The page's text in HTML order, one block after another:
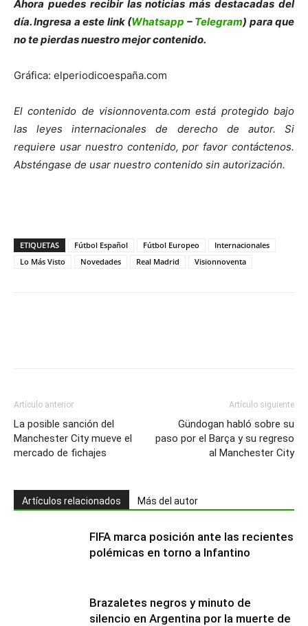
Ahora puedes recibir las noticias más destacadas del
día. Ingresa a este link (Whatsapp – Telegram) para que
no te pierdas nuestro mejor contenido.
Gráfica: elperiodicoespaña.com
El contenido de visionnoventa.com está protegido bajo
las leyes internacionales de derecho de autor. Si
requiere usar nuestro contenido, por favor contáctenos.
Absténgase de usar nuestro contenido sin autorización.
ETIQUETAS Fútbol Español Fútbol Europeo
Internacionales
Lo Más Visto
Novedades Real Madrid Visionnoventa
Artículo anterior
La posible sanción del
Manchester City mueve el
mercado de fichajes
Artículo siguiente
Gündogan habló sobre su
paso por el Barça y su regreso
al Manchester City
Artículos relacionados Más del autor
FIFA marca posición ante las recientes
polémicas en torno a Infantino
Brazaletes negros y minuto de
silencio en Argentina por la muerte de